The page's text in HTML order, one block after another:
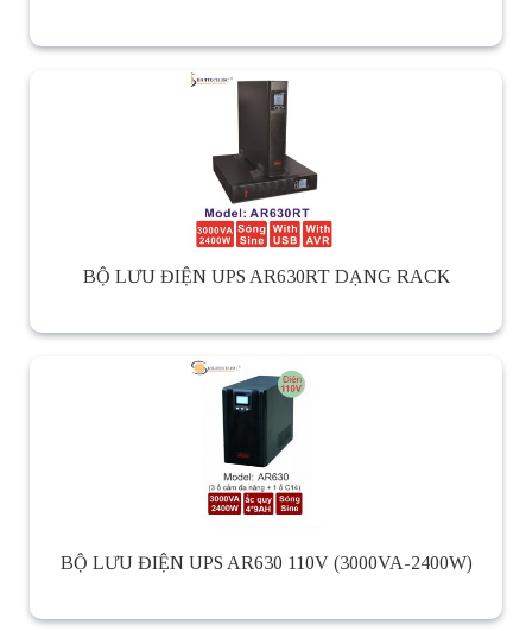
BỘ LƯU ĐIỆN UPS AR630RT DẠNG RACK
BỘ LƯU ĐIỆN UPS AR630 110V (3000VA-2400W)